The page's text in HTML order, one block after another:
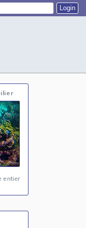
entier